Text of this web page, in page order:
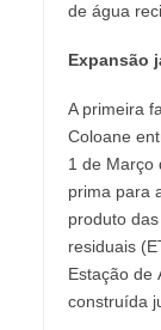
de água
Expansão
A primeira
Coloane
1 de Março
prima para
produto
residuais
Estação de
construída